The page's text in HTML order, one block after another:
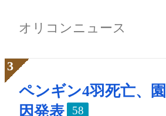
オリコンニュース
ペンギン4羽死亡、
因発表
58